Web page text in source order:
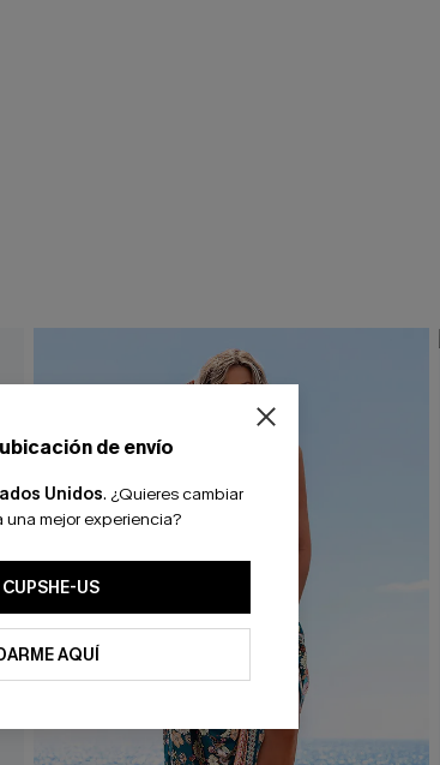
de envío
Unidos. ¿Quieres cambiar
una mejor experiencia?
US
AQUÍ